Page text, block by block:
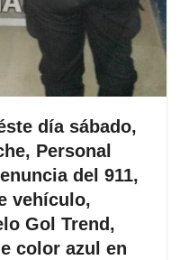
día sábado,
Personal
del 911,
vehículo,
Gol Trend,
color azul en